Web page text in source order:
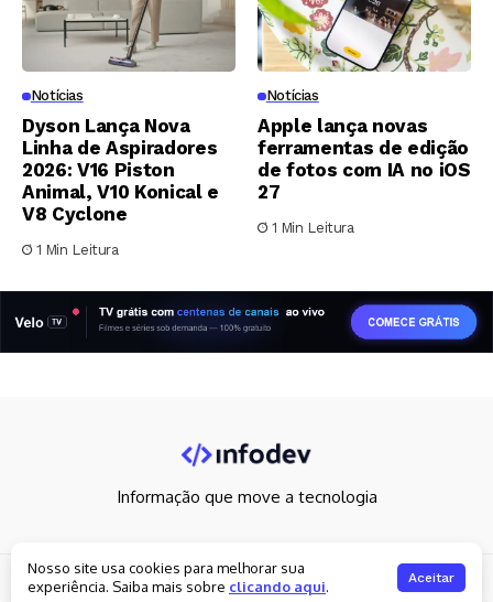
Notícias
Dyson Lança Nova
Linha de Aspiradores
2026: V16 Piston
Animal, V10 Konical e
V8 Cyclone
1 Min Leitura
Notícias
Apple lança novas
ferramentas de edição
de fotos com IA no iOS
27
1 Min Leitura
Informação que move a tecnologia
Copyright 2026. All rights reserved
Nosso site usa cookies para melhorar sua
experiência. Saiba mais sobre clicando aqui. Aceitar